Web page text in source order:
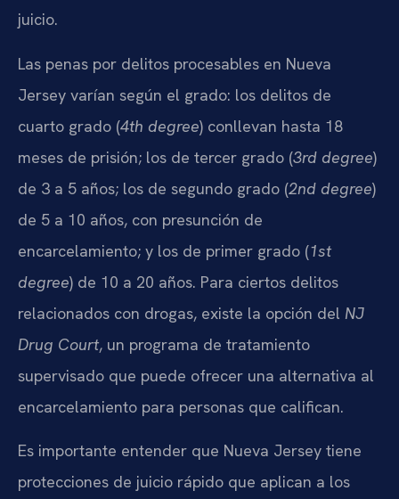
juicio.
Las penas por delitos procesables en Nueva
Jersey varían según el grado: los delitos de
cuarto grado (4th degree) conllevan hasta 18
meses de prisión; los de tercer grado (3rd degree)
de 3 a 5 años; los de segundo grado (2nd degree)
de 5 a 10 años, con presunción de
encarcelamiento; y los de primer grado (1st
degree) de 10 a 20 años. Para ciertos delitos
relacionados con drogas, existe la opción del NJ
Drug Court, un programa de tratamiento
supervisado que puede ofrecer una alternativa al
encarcelamiento para personas que califican.
Es importante entender que Nueva Jersey tiene
protecciones de juicio rápido que aplican a los